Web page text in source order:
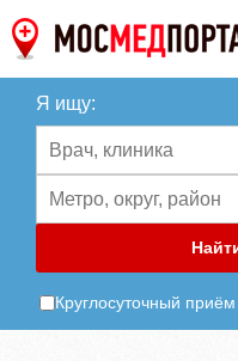
Я ищу:
Круглосуточный приём